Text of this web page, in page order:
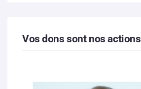
Vos dons sont nos actions